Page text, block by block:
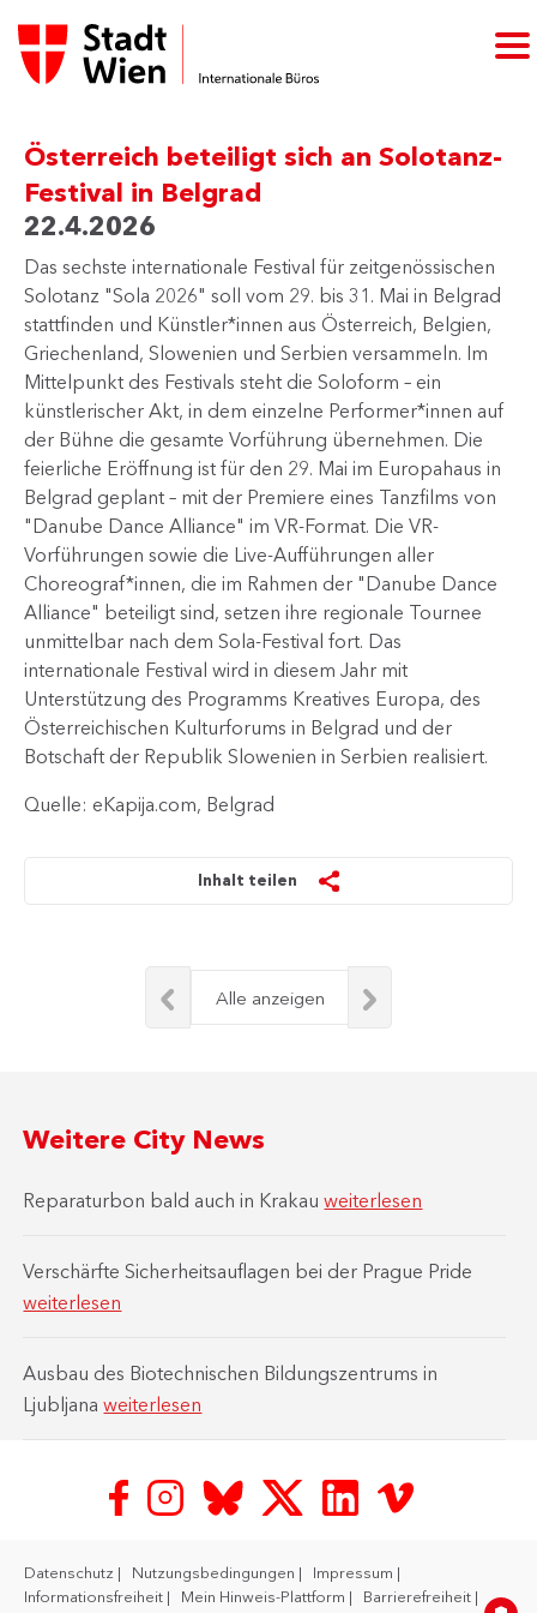
Österreich beteiligt sich an Solotanz-
Festival in Belgrad
22.4.2026
Das sechste internationale Festival für zeitgenössischen
Solotanz "Sola 2026" soll vom 29. bis 31. Mai in Belgrad
stattfinden und Künstler*innen aus Österreich, Belgien,
Griechenland, Slowenien und Serbien versammeln. Im
Mittelpunkt des Festivals steht die Soloform – ein
künstlerischer Akt, in dem einzelne Performer*innen auf
der Bühne die gesamte Vorführung übernehmen. Die
feierliche Eröffnung ist für den 29. Mai im Europahaus in
Belgrad geplant – mit der Premiere eines Tanzfilms von
"Danube Dance Alliance" im VR-Format. Die VR-
Vorführungen sowie die Live-Aufführungen aller
Choreograf*innen, die im Rahmen der "Danube Dance
Alliance" beteiligt sind, setzen ihre regionale Tournee
unmittelbar nach dem Sola-Festival fort. Das
internationale Festival wird in diesem Jahr mit
Unterstützung des Programms Kreat​​​​ives Europa, des
Österreichischen Kulturforums in Belgrad und der
Botschaft der Republik Slowenien in Serbien realisiert.​
Quelle: eKapija.com, Belgrad
Inhalt teilen
Alle anzeigen
Weitere City News
Reparaturbon bald auch in Krakauweiterlesen
Verschärfte Sicherheitsauflagen bei der Prague Pride
weiterlesen
Ausbau des Biotechnischen Bildungszentrums in
Ljubljanaweiterlesen
Datenschutz Nutzungsbedingungen
Impressum
Informationsfreiheit
Mein Hinweis-Plattform
Barrierefreiheit